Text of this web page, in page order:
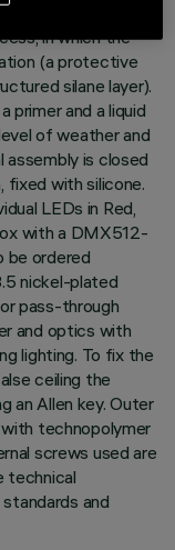
painting process
in which the
(a protective
silane layer).
primer and a liquid
of weather and
is closed
fixed with silicone.
LEDs in Red,
with a DMX512-
be ordered
nickel-plated
pass-through
and optics with
lighting. To fix the
ceiling the
an Allen key. Outer
technopolymer
screws used are
technical
and